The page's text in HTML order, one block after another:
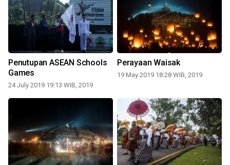
Penutupan ASEAN Schools
Games
24 July 2019 19:13 WIB, 2019
Perayaan Waisak
19 May 2019 18:28 WIB, 2019